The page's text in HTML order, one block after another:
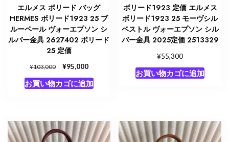
エルメス ボリード バッグ
HERMES ボリード1923 25 ブ
ルーペール ヴォーエプソン シ
ルバー金具 2627402 ボリード
25 定価
¥103,000
元
の
価
で
し
¥95,000現
在
の
¥95,000
で
お買い物カゴに追加
ボリード1923 定価 エルメス
ボリード1923 25 モーヴシル
ベストル ヴォーエプソン シル
バー金具 2025定価 2513329
¥55,300
お買い物カゴに追加